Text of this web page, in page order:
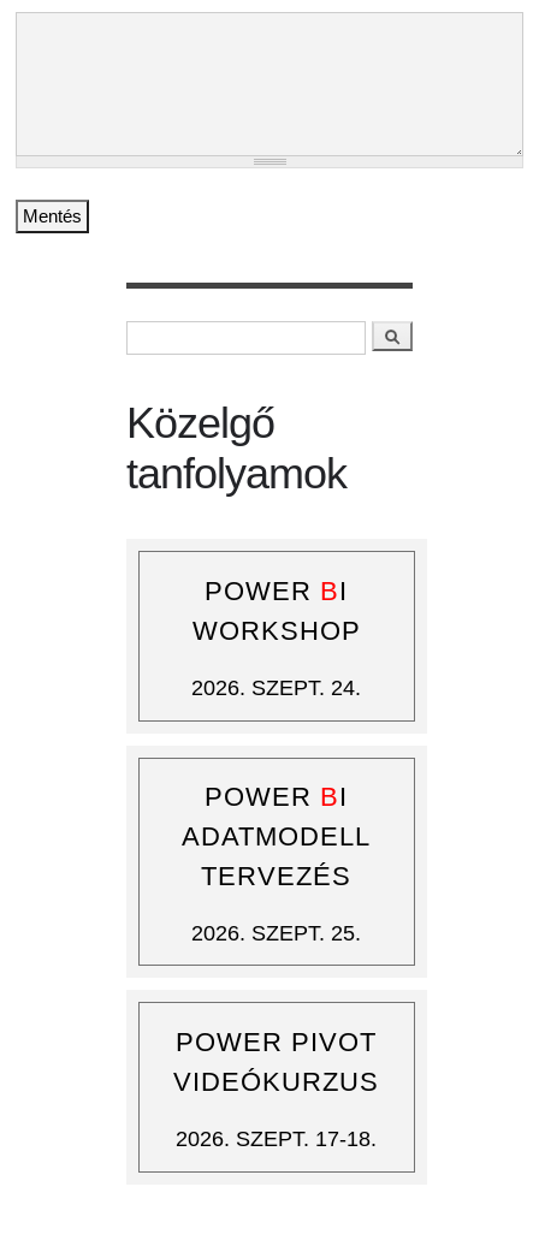
Keresés
Közelgő
tanfolyamok
POWER BI
WORKSHOP
2026. SZEPT. 24.
POWER BI
ADATMODELL
TERVEZÉS
2026. SZEPT. 25.
POWER PIVOT
VIDEÓKURZUS
2026. SZEPT. 17-18.